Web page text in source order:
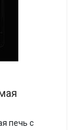
печь с